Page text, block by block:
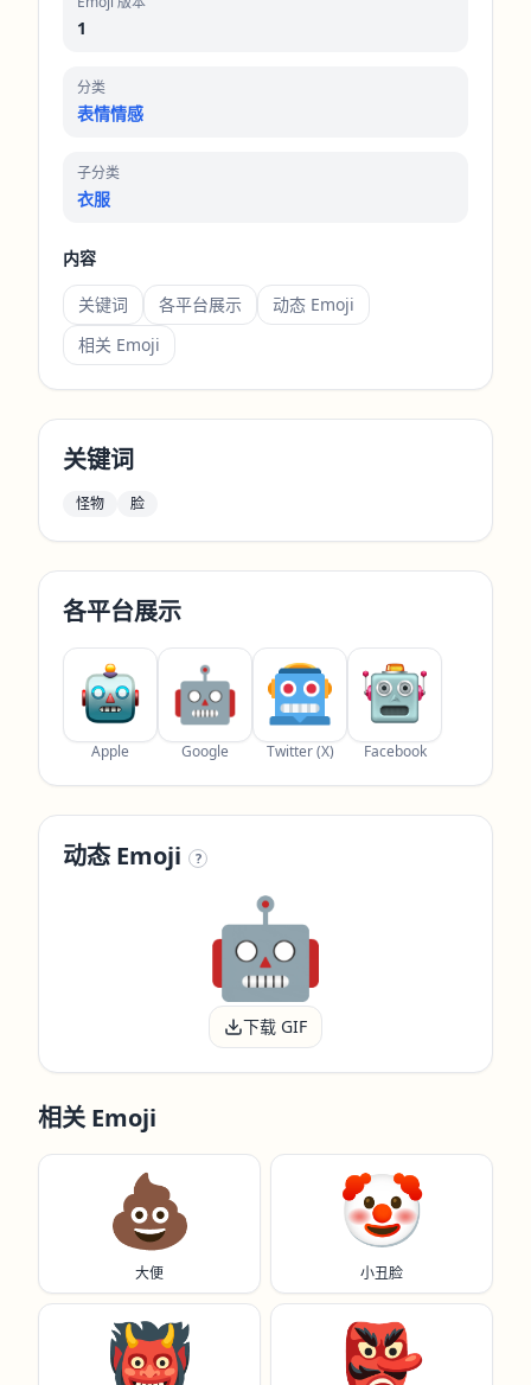
1
分类
表情情感
子分类
衣服
内容
关键词 各平台展示
动态 Emoji
相关 Emoji
关键词
怪物 脸
各平台展示
Apple Google Twitter (X) Facebook
动态 Emoji ?
下载 GIF
相关 Emoji
💩
大便
🤡
小丑脸
👹 👺